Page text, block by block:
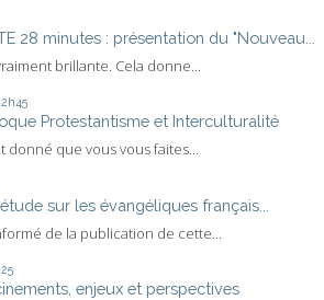
28 minutes : présentation du "Nouveau...
brillante. Cela donne...
Protestantisme et Interculturalité
donné que vous vous faites...
sur les évangéliques français...
de la publication de cette...
enjeux et perspectives